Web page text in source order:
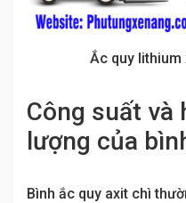
Ắc quy lithium
Công suất và
lượng của
Bình ắc quy axit chì